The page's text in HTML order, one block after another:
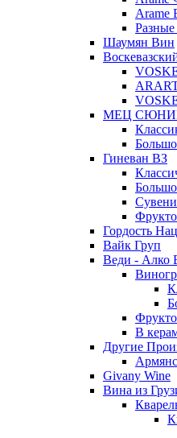
Arame
Разные
Шаумян Вин
МЕЦ
Гиневан ВЗ
Гордость
Вайк Груп
Веди - Алко
В
Другие
Givany Wine
Вина из